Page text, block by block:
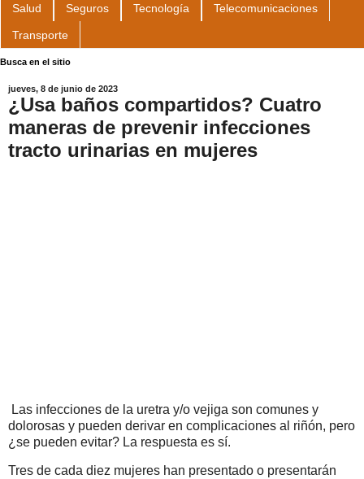
Salud Seguros Tecnología Telecomunicaciones
Transporte
Busca en el sitio
jueves, 8 de junio de 2023
¿Usa baños compartidos? Cuatro
maneras de prevenir infecciones
tracto urinarias en mujeres
Las infecciones de la uretra y/o vejiga son comunes y
dolorosas y pueden derivar en complicaciones al riñón, pero
¿se pueden evitar? La respuesta es sí.
Tres de cada diez mujeres han presentado o presentarán